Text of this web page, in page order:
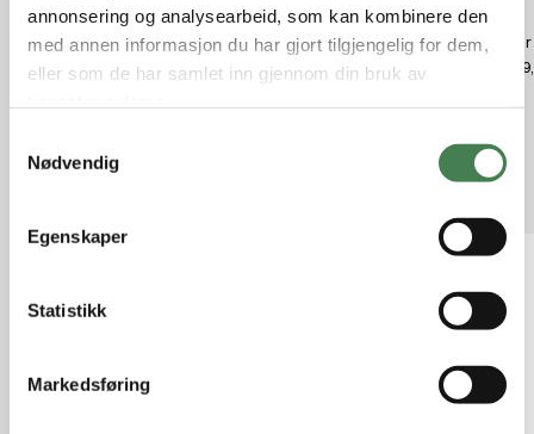
annonsering og analysearbeid, som kan kombinere den
med annen informasjon du har gjort tilgjengelig for dem,
eller som de har samlet inn gjennom din bruk av
Nødvendig
Egenskaper
Statistikk
Markedsføring
Lapua kule 6,5 SP 10,1g /155gr E-
kr 14,30
Pulsator Wind On Leader
450lb/2,2mm 23ft/7m
kr 189,00
kr